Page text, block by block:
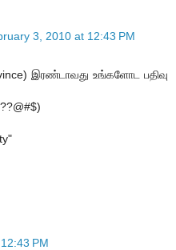
3, 2010 at 12:43 PM
இரண்டாவது உங்களோட பதிவு
PM